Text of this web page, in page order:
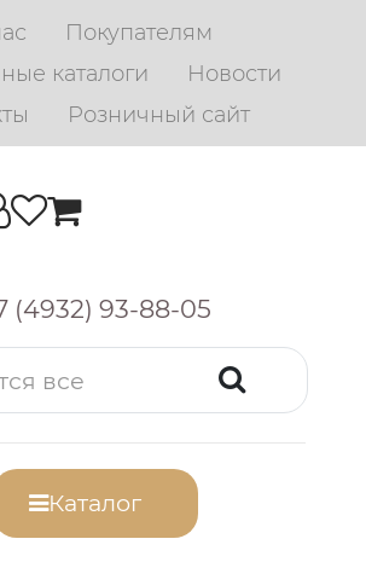
Покупателям
каталоги
Новости
Розничный сайт
(4932) 93-88-05
Каталог